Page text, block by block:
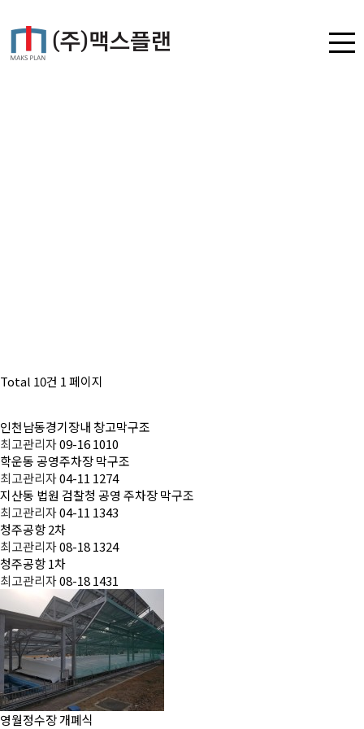
Total 10건 1 페이지
인천남동경기장내 창고막구조
최고관리자09-161010
학운동 공영주차장 막구조
최고관리자04-11 1274
지산동 법원 검찰청 공영 주차장 막구조
최고관리자04-11 1343
청주공항 2차
최고관리자08-181324
청주공항 1차
최고관리자08-181431
영월정수장 개폐식